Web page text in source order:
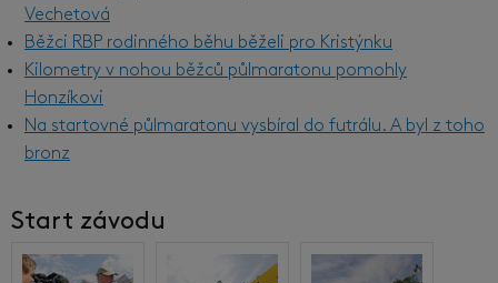
Vechetová
Běžci RBP rodinného běhu běželi pro Kristýnku
Kilometry v nohou běžců půlmaratonu pomohly
Honzíkovi
Na startovné půlmaratonu vysbíral do futrálu. A byl z toho
bronz
Start závodu